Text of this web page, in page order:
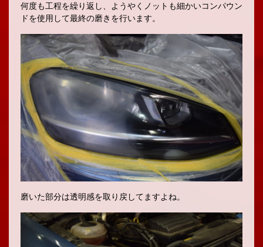
何度も工程を繰り返し、ようやくノットも細かいコンパウン
ドを使用して最終の磨きを行います。
磨いた部分は透明感を取り戻してますよね。